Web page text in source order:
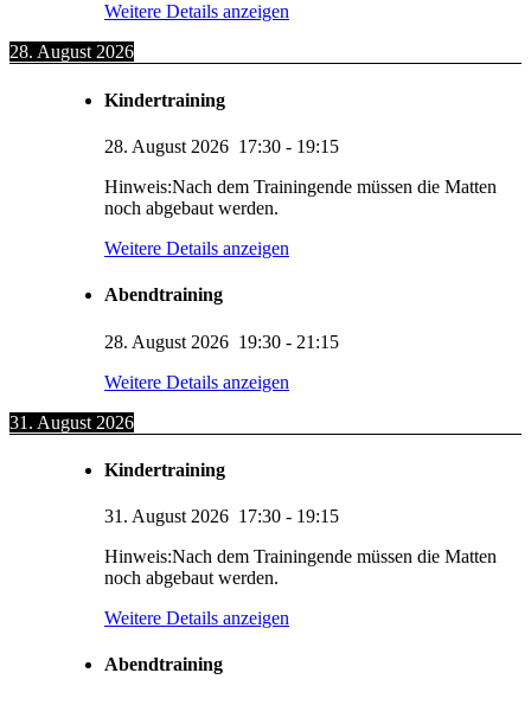
Weitere Details anzeigen
28. August 2026
Kindertraining
28. August 2026 17:30 - 19:15
Hinweis:Nach dem Trainingende müssen die Matten
noch abgebaut werden.
Weitere Details anzeigen
Abendtraining
28. August 2026 19:30 - 21:15
Weitere Details anzeigen
31. August 2026
Kindertraining
31. August 2026 17:30 - 19:15
Hinweis:Nach dem Trainingende müssen die Matten
noch abgebaut werden.
Weitere Details anzeigen
Abendtraining